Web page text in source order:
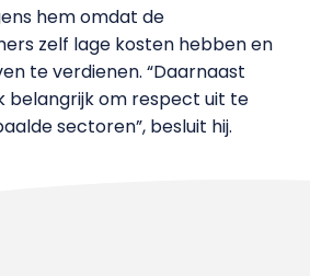
hem omdat de
zelf lage kosten hebben en
te verdienen. “Daarnaast
belangrijk om respect uit te
sectoren”, besluit hij.